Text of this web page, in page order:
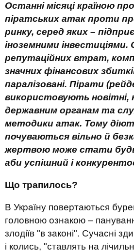
Останні місяці країною
піратських атак проти
ринку, серед яких –
іноземними інвестиціями.
репутаційних втрат,
значних фінансових
паралізовані. Пірати
використовують новітні,
державним органам та
методики атак. Тому
почуваються вільно й
жертвою може стати
аби успішний і
Що трапилось?
В Україну повертаються
головною ознакою –
злодіїв "в законі". Сучасні
і колись, "ставлять на